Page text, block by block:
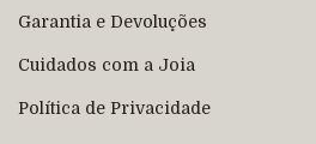
Garantia e Devoluções
Cuidados com a Joia
Política de Privacidade